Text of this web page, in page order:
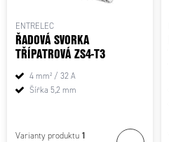
ENTRELEC
ŘADOVÁ SVORKA
TŘÍPATROVÁ ZS4-T3
4 mm² / 32 A
Šířka 5,2 mm
Varianty produktu 1